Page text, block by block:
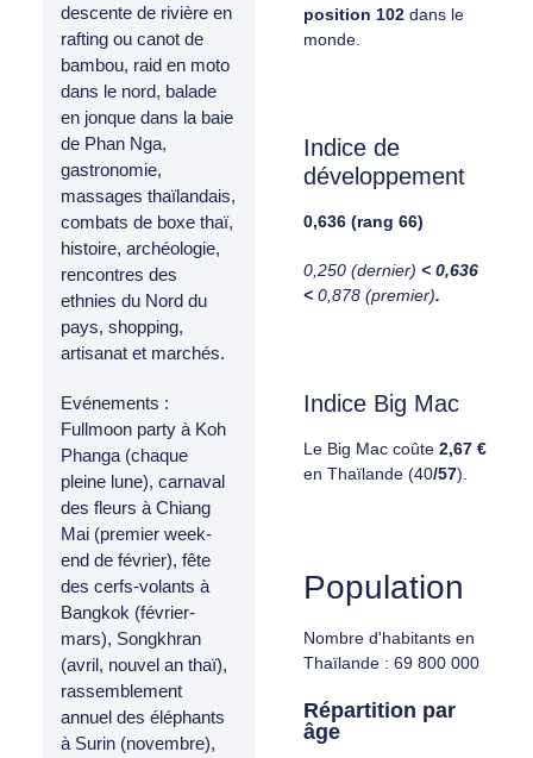
descente de rivière en
rafting ou canot de
bambou, raid en moto
dans le nord, balade
en jonque dans la baie
de Phan Nga,
gastronomie,
massages thaïlandais,
combats de boxe thaï,
histoire, archéologie,
rencontres des
ethnies du Nord du
pays, shopping,
artisanat et marchés.
Evénements :
Fullmoon party à Koh
Phanga (chaque
pleine lune), carnaval
des fleurs à Chiang
Mai (premier week-
end de février), fête
des cerfs-volants à
Bangkok (février-
mars), Songkhran
(avril, nouvel an thaï),
rassemblement
annuel des éléphants
à Surin (novembre),
position 102 dans le
monde.
Indice de
développement
0,636 (rang 66)
0,250 (dernier) < 0,636
< 0,878 (premier).
Indice Big Mac​
Le Big Mac coûte 2,67 €
en Thaïlande (40/57).
Population
Nombre d'habitants en
Thaïlande : 69 800 000
Répartition par
âge